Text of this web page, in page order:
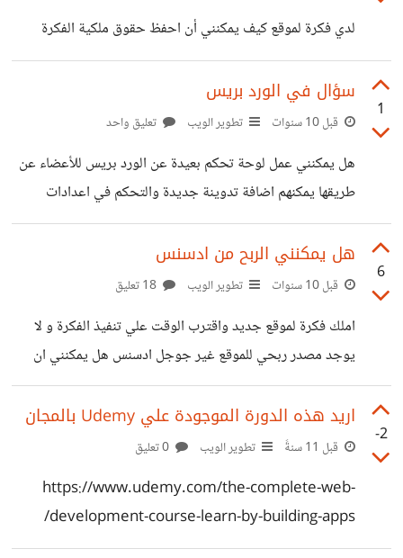
لدي فكرة لموقع كيف يمكنني أن احفظ حقوق ملكية الفكرة
1
سؤال في الورد بريس
قبل 10 سنوات تطوير الويب تعليق واحد
هل يمكنني عمل لوحة تحكم بعيدة عن الورد بريس للأعضاء عن
طريقها يمكنهم اضافة تدوينة جديدة والتحكم في اعدادات
الحساب و صفحة لتسجيل الدخول و التسجيل في الموقع ام
يجب التسجيل بحساب ورد بريس للأعضاء ^_^
6
هل يمكنني الربح من ادسنس
قبل 10 سنوات تطوير الويب
املك فكرة لموقع جديد واقترب الوقت علي تنفيذ الفكرة و لا
يوجد مصدر ربحي للموقع غير جوجل ادسنس هل يمكنني ان
اعتمد علي ادسنس للحصول علي ارباح كافية تغطي مصروفات
المشروع
-2
اريد هذه الدورة الموجودة علي Udemy بالمجان
قبل 11 سنةً تطوير الويب
https://www.udemy.com/the-complete-web-
development-course-learn-by-building-apps/